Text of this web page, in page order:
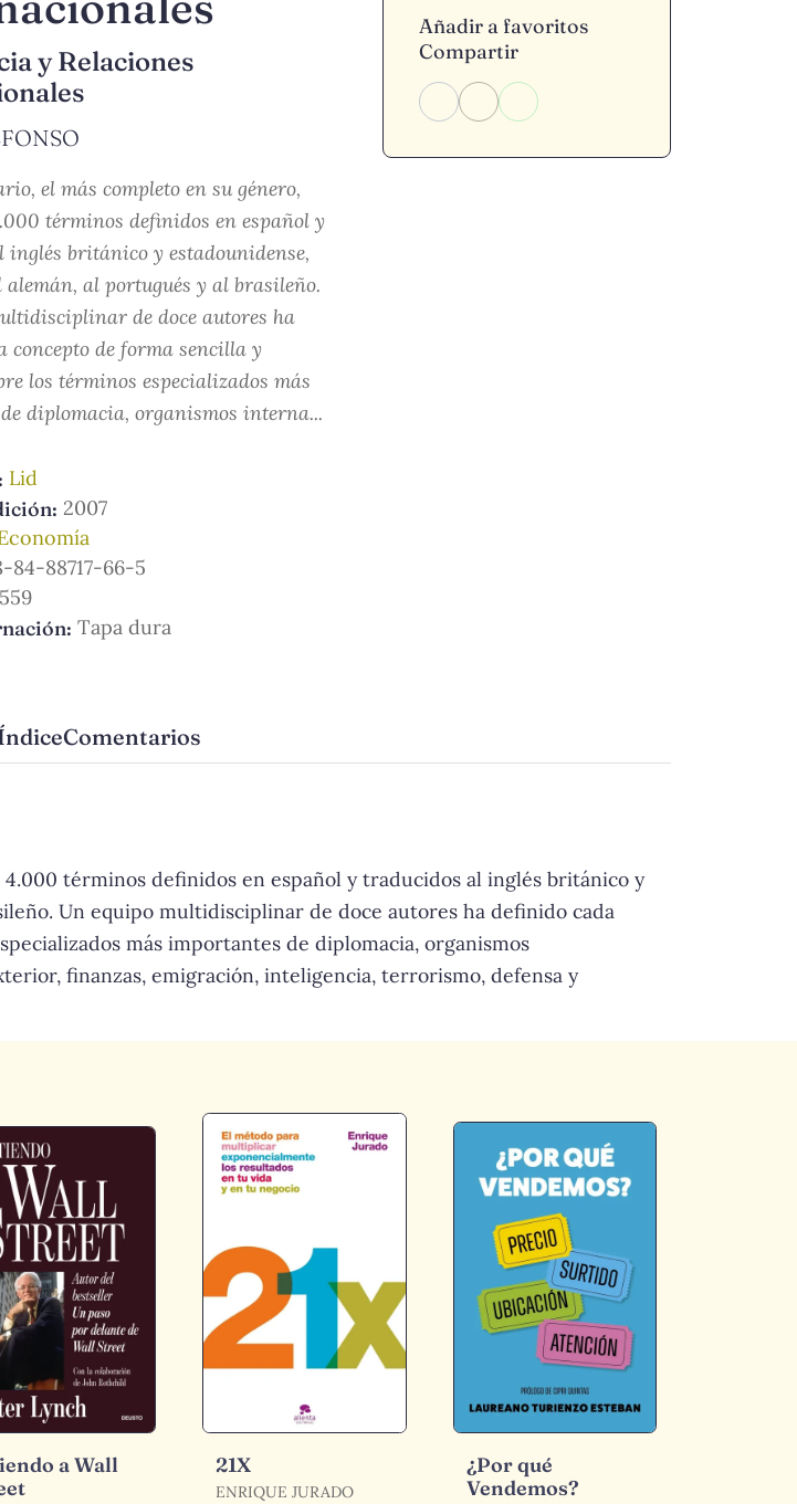
y Relaciones
el más completo en su género,
términos definidos en español y
inglés británico y estadounidense,
al portugués y al brasileño.
de doce autores ha
concepto de forma sencilla y
los términos especializados más
diplomacia, organismos interna...
Lid
2007
84-88717-66-5
559
Tapa dura
Añadir a favoritos
Compartir
Comentarios
términos definidos en español y traducidos al inglés británico y
Un equipo multidisciplinar de doce autores ha definido cada
más importantes de diplomacia, organismos
finanzas, emigración, inteligencia, terrorismo, defensa y
a Wall
21X
ENRIQUE JURADO
¿Por qué
Vendemos?